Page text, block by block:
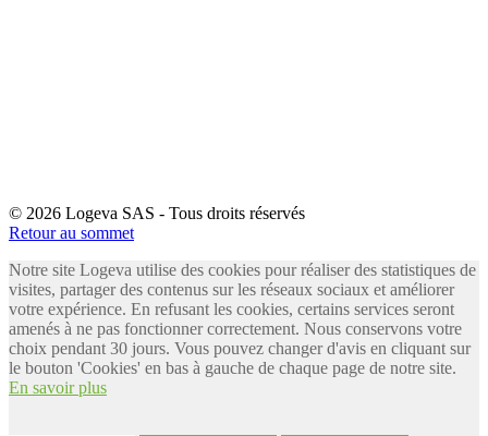
© 2026 Logeva SAS - Tous droits réservés
Retour au sommet
Notre site Logeva utilise des cookies pour réaliser des statistiques de
visites, partager des contenus sur les réseaux sociaux et améliorer
votre expérience. En refusant les cookies, certains services seront
amenés à ne pas fonctionner correctement. Nous conservons votre
choix pendant 30 jours. Vous pouvez changer d'avis en cliquant sur
le bouton 'Cookies' en bas à gauche de chaque page de notre site.
En savoir plus